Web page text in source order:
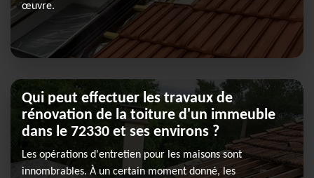
œuvre.
Qui peut effectuer les travaux de
rénovation de la toiture d'un immeuble
dans le 72330 et ses environs ?
Les opérations d'entretien pour les maisons sont
innombrables. À un certain moment donné, les